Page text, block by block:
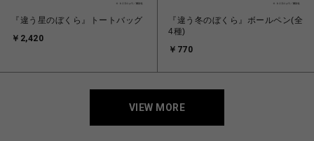
『違う星のぼくら』トートバッグ
￥2,420
『違う冬のぼくら』ボールペン(全
4種)
￥770
VIEW MORE